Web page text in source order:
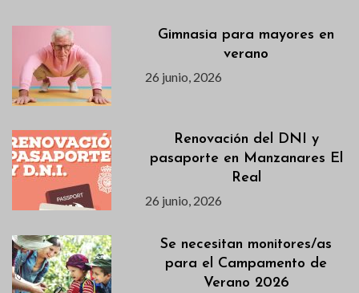
Gimnasia para mayores en
verano
26 junio, 2026
Renovación del DNI y
pasaporte en Manzanares El
Real
26 junio, 2026
Se necesitan monitores/as
para el Campamento de
Verano 2026